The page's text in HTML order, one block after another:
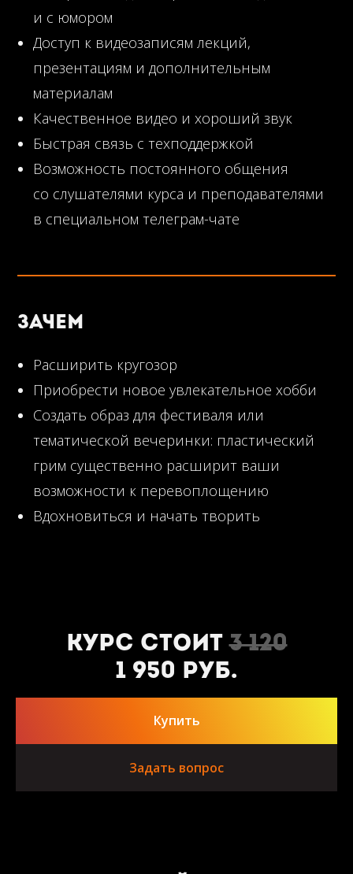
и с юмором
Доступ к видеозаписям лекций,
презентациям и дополнительным
материалам
Качественное видео и хороший звук
Быстрая связь с техподдержкой
Возможность постоянного общения
со слушателями курса и преподавателями
в специальном телеграм-чате
Зачем
Расширить кругозор
Приобрести новое увлекательное хобби
Создать образ для фестиваля или
тематической вечеринки: пластический
грим существенно расширит ваши
возможности к перевоплощению
Вдохновиться и начать творить
Курс стоит3 120
1 950 руб.
Купить
Задать вопрос